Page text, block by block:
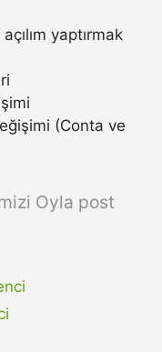
yaptırmak
(Conta ve
Oyla post